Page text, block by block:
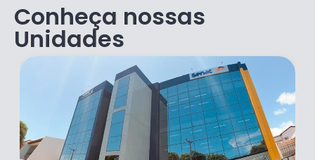
Conheça nossas
Unidades